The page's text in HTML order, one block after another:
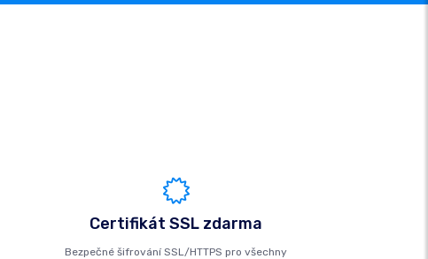
Certifikát SSL zdarma
Bezpečné šifrování SSL/HTTPS pro všechny